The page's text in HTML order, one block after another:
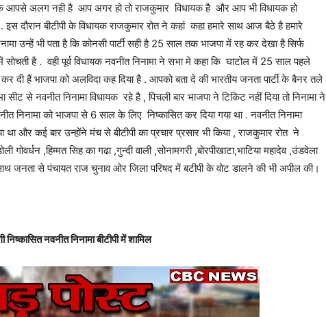
आपसे अलग नही है आप अगर हो तो राजकुमार विधायक है और आप भी विधायक हो
दौरान बीटीपी के विधायक राजकुमार रोत ने कहां कहा हमारे साथ आज बैठे है हमारे
उन्हें भी पता है कि कोनसी पार्टी सही है 25 साल तक भाजपा में रह कर देखा है सिर्फ
में सोचती है . वही पूर्व विधायक नवनीत निनामा ने सभा मे कहा कि घाटोल में 25 साल पहले
दी हैं भाजपा को अलविदा कह दिया है . आपको बता दे की भारतीय जनता पार्टी के बैनर तले
सीट से नवनीत निनामा विधायक रहे है , पिचली बार भाजपा ने टिकिट नहीं दिया तो निनामा ने
निनामा को भाजपा से 6 साल के लिए निष्कासित कर दिया गया था . नवनीत निनामा
था और कई बार उन्होंने मंच से बीटीपी का प्रचार प्रसार भी किया , राजकुमार रोत ने
गोवर्धन ,हिम्मत सिह का गढा ,गुन्दी वाली ,सोनामगरी ,बोरपीखाटा,भाटिया महादेव ,उंडवेला
जनता से पंचायत राज चुनाव ओर जिला परिषद में बटीपी के वोट डालने की भी अपील की।
निष्कासित नवनीत निनामा बीटीपी में शामिल